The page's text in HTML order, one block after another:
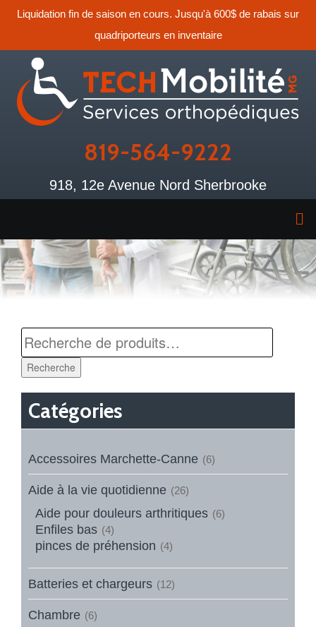
Liquidation fin de saison en cours. Jusqu'à 600$ de rabais sur
quadriporteurs en inventaire
819-564-9222
918, 12e Avenue Nord Sherbrooke
Recherche
Catégories
Accessoires Marchette-Canne (6)
Aide à la vie quotidienne (26)
Aide pour douleurs arthritiques (6)
Enfiles bas (4)
pinces de préhension (4)
Batteries et chargeurs (12)
Chambre (6)